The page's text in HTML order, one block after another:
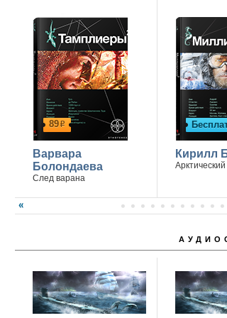
89р
Варвара
Болондаева
След варана
Кирилл